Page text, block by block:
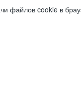
файлов cookie в